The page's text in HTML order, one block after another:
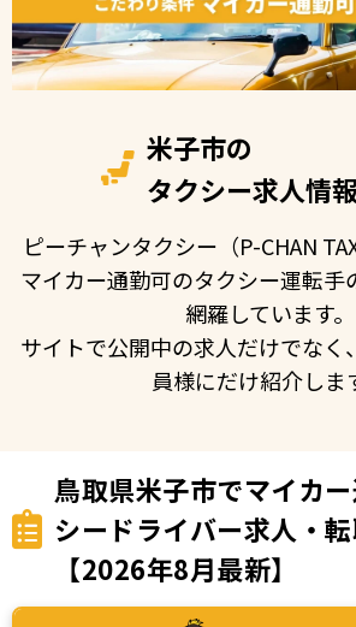
米子市の
タクシー求人情
ピーチャンタクシー（P-CHAN
マイカー通勤可のタクシー運転手
網羅しています。
サイトで公開中の求人だけでなく
員様にだけ紹介しま
鳥取県米子市でマイカ
シードライバー求人・
【2026年8月最新】